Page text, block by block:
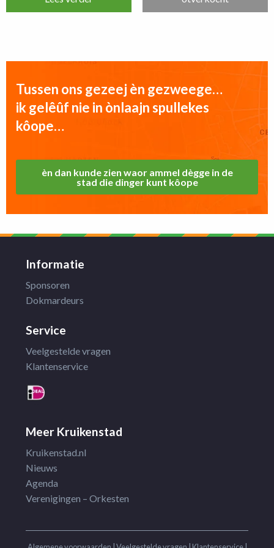
Tussen ons gezeej èn gezweege…
ik gelêûf nie in ònlaajn spullekes
kôope…
èn dan kunde zien waor ammel dègge in de
stad die dinger kunt kôope
Informatie
Sponsoren
Dokmardeurs
Service
Veelgestelde vragen
Klantenservice
Meer Kruikenstad
Kruikenstad.nl
Nieuws
Agenda
Verenigingen – Orkesten